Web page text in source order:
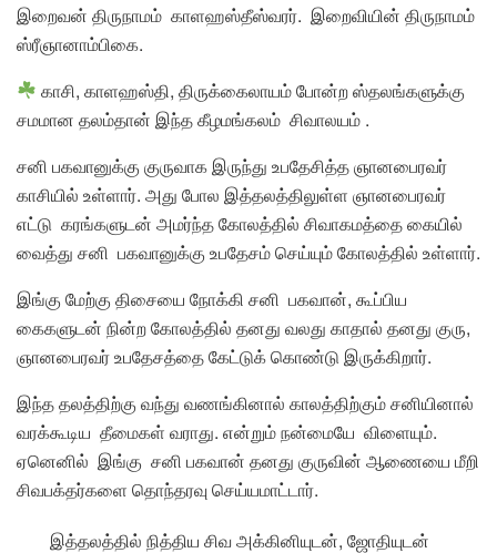
இறைவன் திருநாமம் காளஹஸ்தீஸ்வரர். இறைவியின் திருநாமம்
ஸ்ரீஞானாம்பிகை.
காசி, காளஹஸ்தி, திருக்கைலாயம் போன்ற ஸ்தலங்களுக்கு
சமமான தலம்தான் இந்த கீழமங்கலம் சிவாலயம் .
சனி பகவானுக்கு குருவாக இருந்து உபதேசித்த ஞானபைரவர்
காசியில் உள்ளார். அது போல இத்தலத்திலுள்ள ஞானபைரவர்
எட்டு கரங்களுடன் அமர்ந்த கோலத்தில் சிவாகமத்தை கையில்
வைத்து சனி பகவானுக்கு உபதேசம் செய்யும் கோலத்தில் உள்ளார்.
இங்கு மேற்கு திசையை நோக்கி சனி பகவான், கூப்பிய
கைகளுடன் நின்ற கோலத்தில் தனது வலது காதால் தனது குரு,
ஞானபைரவர் உபதேசத்தை கேட்டுக் கொண்டு இருக்கிறார்.
இந்த தலத்திற்கு வந்து வணங்கினால் காலத்திற்கும் சனியினால்
வரக்கூடிய தீமைகள் வராது. என்றும் நன்மையே விளையும்.
ஏனெனில் இங்கு சனி பகவான் தனது குருவின் ஆணையை மீறி
சிவபக்தர்களை தொந்தரவு செய்யமாட்டார்.
இத்தலத்தில் நித்திய சிவ அக்கினியுடன், ஜோதியுடன்